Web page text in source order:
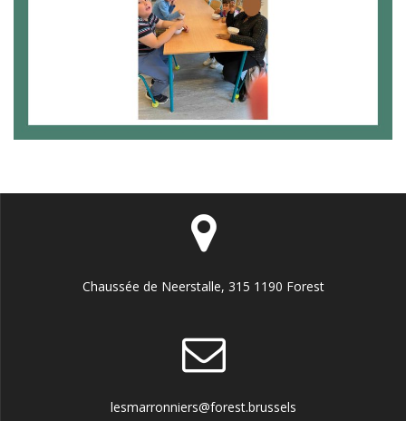
Chaussée de Neerstalle, 315 1190 Forest
lesmarronniers@forest.brussels